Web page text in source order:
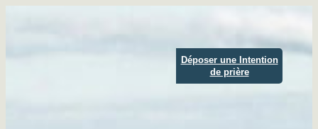
Déposer une Intention
de prière